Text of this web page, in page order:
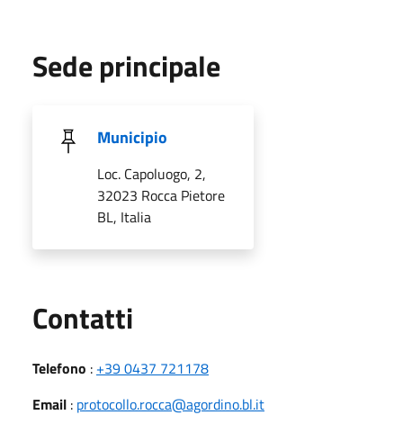
Sede principale
Municipio
Loc. Capoluogo, 2,
32023 Rocca Pietore
BL, Italia
Contatti
Telefono : +39 0437 721178
Email : protocollo.rocca@agordino.bl.it